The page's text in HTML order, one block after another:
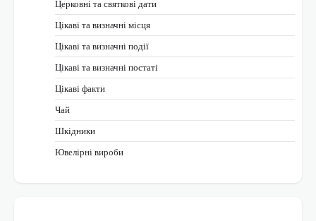
Церковні та святкові дати
Цікаві та визначні місця
Цікаві та визначні події
Цікаві та визначні постаті
Цікаві факти
Чай
Шкідники
Ювелірні вироби